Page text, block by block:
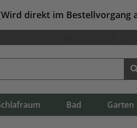
direkt im Bestellvorgang
Bad Garten